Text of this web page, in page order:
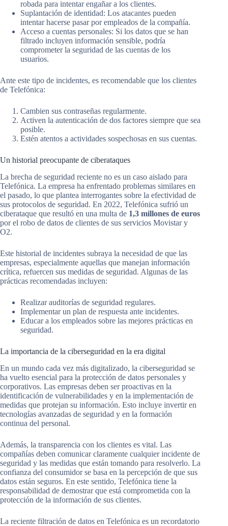
robada para intentar engañar a los clientes.
Suplantación de identidad: Los atacantes pueden
intentar hacerse pasar por empleados de la compañía.
Acceso a cuentas personales: Si los datos que se han
filtrado incluyen información sensible, podría
comprometer la seguridad de las cuentas de los
usuarios.
Ante este tipo de incidentes, es recomendable que los clientes
de Telefónica:
Cambien sus contraseñas regularmente.
Activen la autenticación de dos factores siempre que sea
posible.
Estén atentos a actividades sospechosas en sus cuentas.
Un historial preocupante de ciberataques
La brecha de seguridad reciente no es un caso aislado para
Telefónica. La empresa ha enfrentado problemas similares en
el pasado, lo que plantea interrogantes sobre la efectividad de
sus protocolos de seguridad. En 2022, Telefónica sufrió un
ciberataque que resultó en una multa de 1,3 millones de euros
por el robo de datos de clientes de sus servicios Movistar y
O2.
Este historial de incidentes subraya la necesidad de que las
empresas, especialmente aquellas que manejan información
crítica, refuercen sus medidas de seguridad. Algunas de las
prácticas recomendadas incluyen:
Realizar auditorías de seguridad regulares.
Implementar un plan de respuesta ante incidentes.
Educar a los empleados sobre las mejores prácticas en
seguridad.
La importancia de la ciberseguridad en la era digital
En un mundo cada vez más digitalizado, la ciberseguridad se
ha vuelto esencial para la protección de datos personales y
corporativos. Las empresas deben ser proactivas en la
identificación de vulnerabilidades y en la implementación de
medidas que protejan su información. Esto incluye invertir en
tecnologías avanzadas de seguridad y en la formación
continua del personal.
Además, la transparencia con los clientes es vital. Las
compañías deben comunicar claramente cualquier incidente de
seguridad y las medidas que están tomando para resolverlo. La
confianza del consumidor se basa en la percepción de que sus
datos están seguros. En este sentido, Telefónica tiene la
responsabilidad de demostrar que está comprometida con la
protección de la información de sus clientes.
La reciente filtración de datos en Telefónica es un recordatorio